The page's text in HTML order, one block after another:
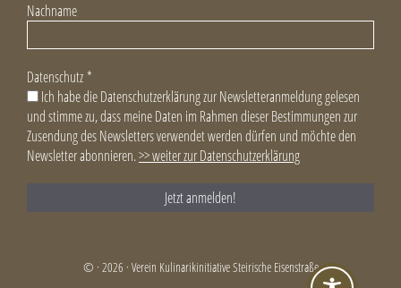
Nachname
Datenschutz *
Ich habe die Datenschutzerklärung zur Newsletteranmeldung gelesen
und stimme zu, dass meine Daten im Rahmen dieser Bestimmungen zur
Zusendung des Newsletters verwendet werden dürfen und möchte den
Newsletter abonnieren.>> weiter zur Datenschutzerklärung
© · 2026 · Verein Kulinarikinitiative Steirische Eisenstraße